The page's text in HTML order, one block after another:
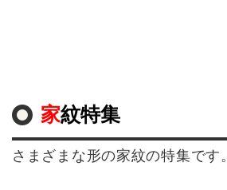
家紋特集
さまざまな形の家紋の特集です。